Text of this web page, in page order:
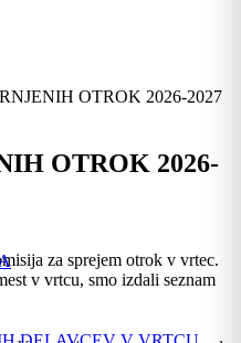
OTROK 2026-2027
OTROK 2026-
za sprejem otrok v vrtec.
v vrtcu, smo izdali seznam